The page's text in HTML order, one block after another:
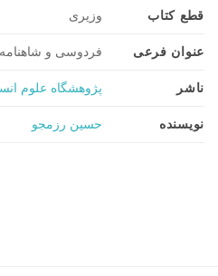
قطع کتاب وزیری
عنوان فرعی فردوسی و شاهنامه
ناشر پژوهشگاه علوم
نویسنده حسین رزمجو